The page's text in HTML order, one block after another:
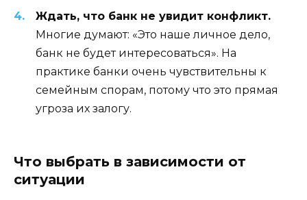
Ждать, что банк не увидит конфликт.
Многие думают: «Это наше личное дело,
банк не будет интересоваться». На
практике банки очень чувствительны к
семейным спорам, потому что это прямая
угроза их залогу.
Что выбрать в зависимости от
ситуации